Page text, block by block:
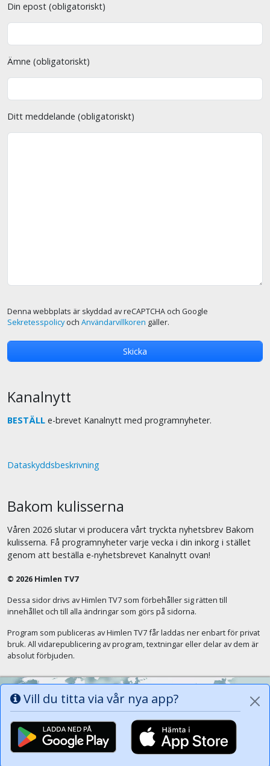
Din epost (obligatoriskt)
Ämne (obligatoriskt)
Ditt meddelande (obligatoriskt)
Denna webbplats är skyddad av reCAPTCHA och Google
Sekretesspolicyoch Användarvillkoren gäller.
Kanalnytt
BESTÄLL e-brevet Kanalnytt med programnyheter.
Dataskyddsbeskrivning
Bakom kulisserna
Våren 2026 slutar vi producera vårt tryckta nyhetsbrev Bakom
kulisserna. Få programnyheter varje vecka i din inkorg i stället
genom att beställa e-nyhetsbrevet Kanalnytt ovan!
Vill du titta via vår nya app?
© 2026 Himlen TV7
Dessa sidor drivs av Himlen TV7 som förbehåller sig rätten till
innehållet och till alla ändringar som görs på sidorna.
Program som publiceras av Himlen TV7 får laddas ner enbart för privat
bruk. All vidarepublicering av program, textningar eller delar av dem är
absolut förbjuden.
Alla tungor ska bekänna att Jesus Kristus
är Herren, Gud Fadern till ära. (Fil 2:11)